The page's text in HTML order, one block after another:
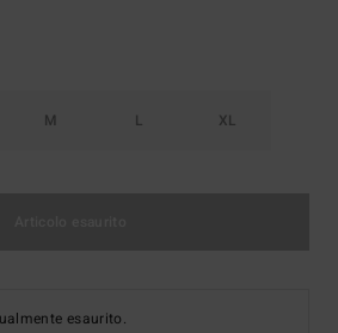
M L XL
esaurito.